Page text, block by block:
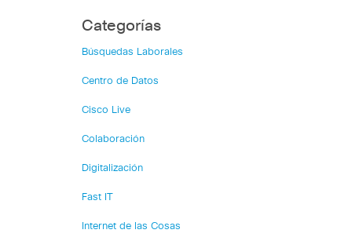
Categorías
Búsquedas Laborales
Centro de Datos
Cisco Live
Colaboración
Digitalización
Fast IT
Internet de las Cosas